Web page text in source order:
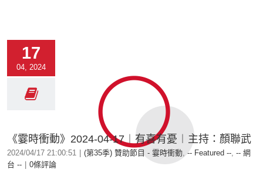
17
04, 2024
《霎時衝動》2024-04-17︱有喜有憂︱主持：顏聯武
2024/04/17 21:00:51 (第35季) 贊助節目 - 霎時衝動,-- Featured --, -- 網
台 --
0條評論